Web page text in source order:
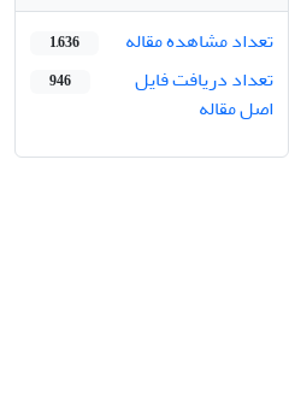
تعداد مشاهده مقاله
1,636
تعداد دریافت فایل
اصل مقاله
946